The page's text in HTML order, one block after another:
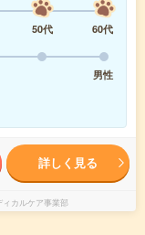
50代
60代
男性
詳しく見る
カルケア事業部